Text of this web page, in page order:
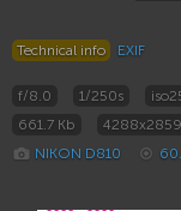
Technical info EXIF
f/8.0 1/250s
661.7 Kb
NIKON D810